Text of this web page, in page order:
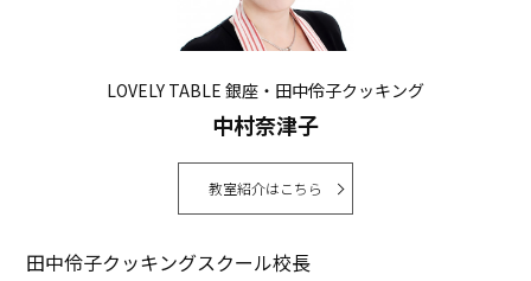
LOVELY TABLE 銀座・田中伶子クッキング
中村奈津子
教室紹介はこちら
田中伶子クッキングスクール校長